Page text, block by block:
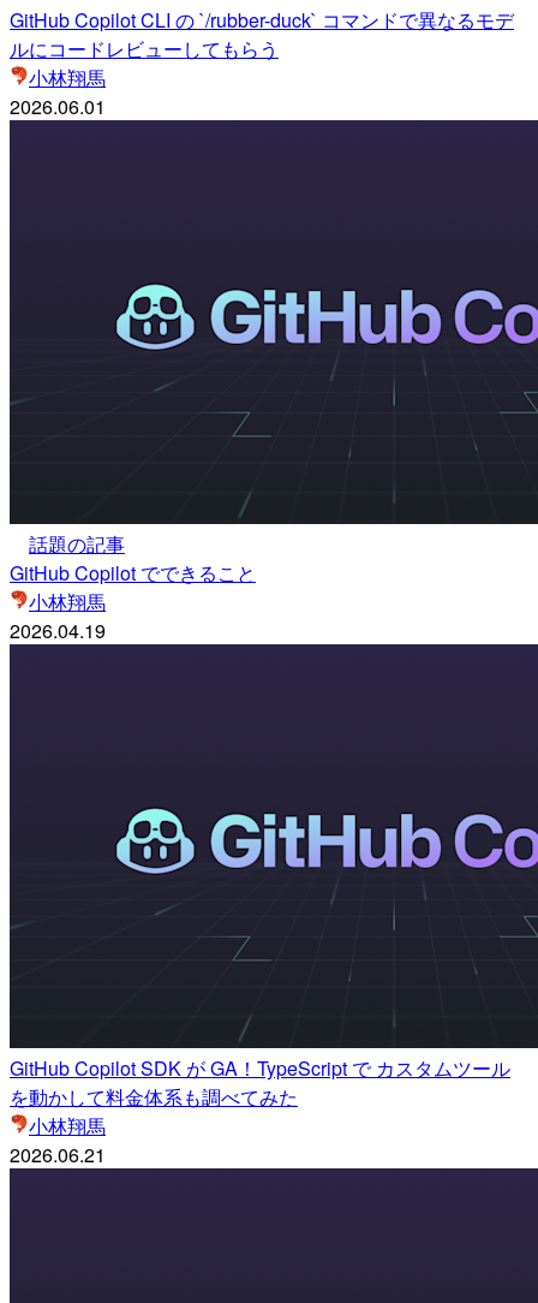
GitHub Copilot CLI の `/rubber-duck` コマンドで異なるモデ
ルにコードレビューしてもらう
小林翔馬
2026.06.01
話題の記事
GitHub Copilot でできること
小林翔馬
2026.04.19
GitHub Copilot SDK が GA！TypeScript で カスタムツール
を動かして料金体系も調べてみた
小林翔馬
2026.06.21